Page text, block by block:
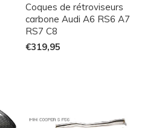
Coques de rétroviseurs
carbone Audi A6 RS6 A7
RS7 C8
€319,95